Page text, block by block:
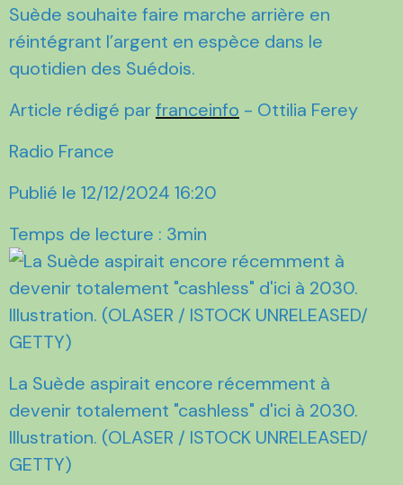
Suède souhaite faire marche arrière en
réintégrant l’argent en espèce dans le
quotidien des Suédois.
Article rédigé parfranceinfo - Ottilia Ferey
Radio France
Publié le 12/12/2024 16:20
Temps de lecture : 3min
La Suède aspirait encore récemment à
devenir totalement "cashless" d'ici à 2030.
Illustration. (OLASER / ISTOCK UNRELEASED/
GETTY)